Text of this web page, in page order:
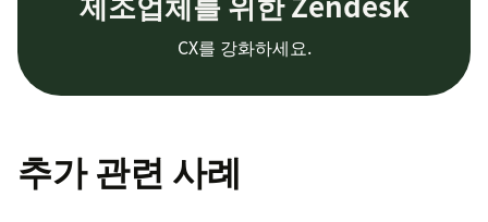
CX를 강화하세요.
추가 관련 사례